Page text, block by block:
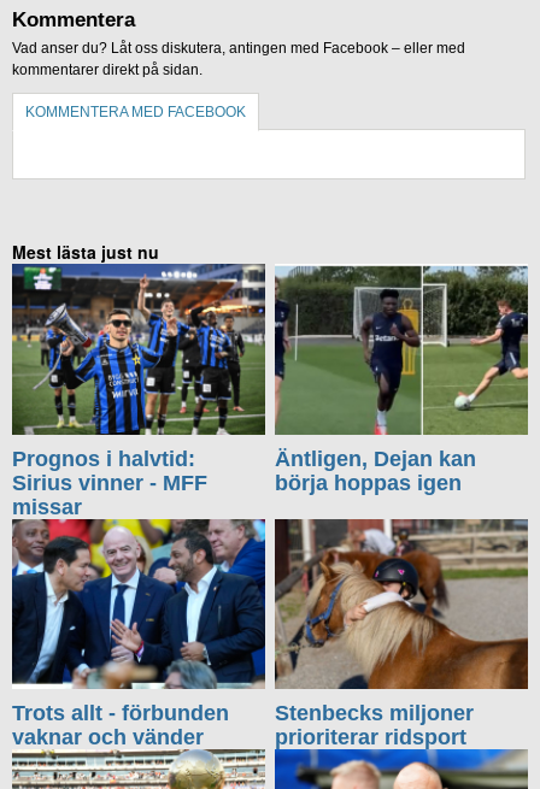
Kommentera
Vad anser du? Låt oss diskutera, antingen med Facebook – eller med
kommentarer direkt på sidan.
KOMMENTERA MED FACEBOOK
Mest lästa just nu
Prognos i halvtid:
Sirius vinner - MFF
missar
Äntligen, Dejan kan
börja hoppas igen
Trots allt - förbunden
vaknar och vänder
Stenbecks miljoner
prioriterar ridsport